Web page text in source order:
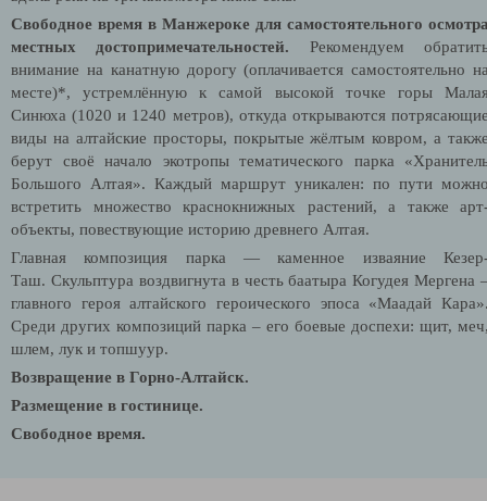
Свободное время в Манжероке для самостоятельного
местных достопримечательностей. Рекомендуем
внимание на канатную дорогу (оплачивается самостоятельно
месте)*, устремлённую к самой высокой точке горы
Синюха (1020 и 1240 метров), откуда открываются
виды на алтайские просторы, покрытые жёлтым ковром, а
берут своё начало экотропы тематического парка
Большого Алтая». Каждый маршрут уникален: по пути
встретить множество краснокнижных растений, а также
объекты, повествующие историю древнего Алтая.
Главная композиция парка — каменное изваяние
Таш. Скульптура воздвигнута в честь баатыра Когудея Мергена
главного героя алтайского героического эпоса «Маадай
Среди других композиций парка – его боевые доспехи: щит,
шлем, лук и топшуур.
Возвращение в Горно-Алтайск.
Размещение в гостинице.
Свободное время.